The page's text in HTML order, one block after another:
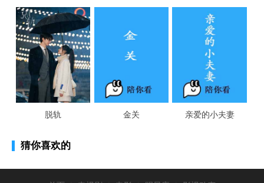
脱轨 金关 亲爱的小夫妻
猜你喜欢的